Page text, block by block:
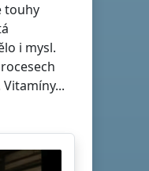
touhy
i mysl.